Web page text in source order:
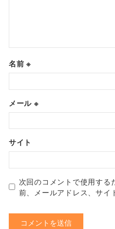
名前※
メール ※
サイト
次回のコメントで使用する
前、メールアドレス、サイ